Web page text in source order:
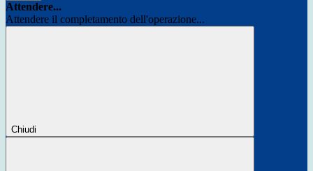
Attendere...
Attendere il completamento dell'operazione...
Chiudi